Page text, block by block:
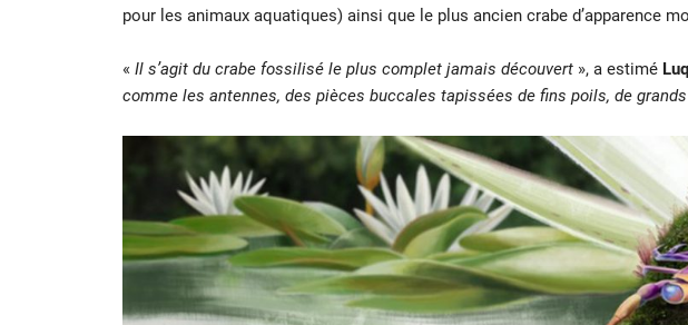
pour les animaux aquatiques) ainsi que le plus ancien crabe d’apparence
« Il s’agit du crabe fossilisé le plus complet jamais découvert», a estimé
comme les antennes, des pièces buccales tapissées de fins poils, de